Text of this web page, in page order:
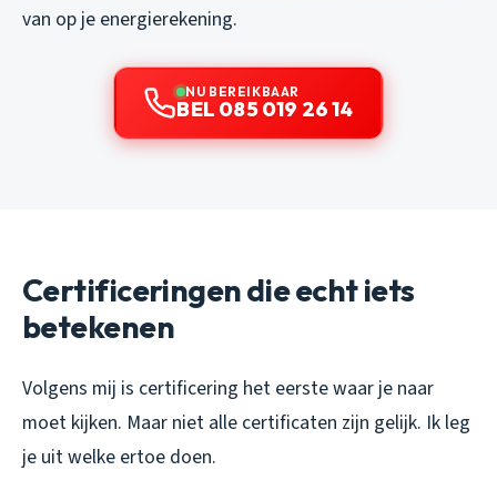
van op je energierekening.
NU BEREIKBAAR
BEL 085 019 26 14
Certificeringen die echt iets
betekenen
Volgens mij is certificering het eerste waar je naar
moet kijken. Maar niet alle certificaten zijn gelijk. Ik leg
je uit welke ertoe doen.